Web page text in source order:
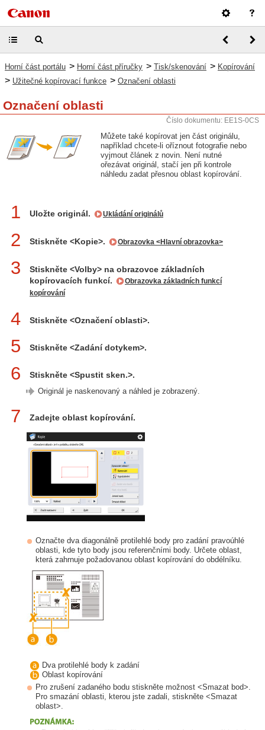
Horní část portálu > Horní část příručky > Tisk/skenování > Kopírování
> Užitečné kopírovací funkce > Označení oblasti
Označení oblasti
Číslo dokumentu: EE1S-0CS
Můžete také kopírovat jen část originálu,
například chcete-li oříznout fotografie nebo
vyjmout článek z novin. Není nutné
ořezávat originál, stačí jen při kontrole
náhledu zadat přesnou oblast kopírování.
1 Uložte originál. Ukládání originálů
2 Stiskněte <Kopie>. Obrazovka <Hlavní obrazovka>
3
Stiskněte <Volby> na obrazovce základních
kopírovacích funkcí.
Obrazovka základních funkcí
kopírování
4 Stiskněte <Označení oblasti>.
5 Stiskněte <Zadání dotykem>.
6 Stiskněte <Spustit sken.>.
Originál je naskenovaný a náhled je zobrazený.
7 Zadejte oblast kopírování.
Označte dva diagonálně protilehlé body pro zadání pravoúhlé
oblasti, kde tyto body jsou referenčními body. Určete oblast,
která zahrnuje požadovanou oblast kopírování do obdélníku.
Dva protilehlé body k zadání
Oblast kopírování
Pro zrušení zadaného bodu stiskněte možnost <Smazat bod>.
Pro smazání oblasti, kterou jste zadali, stiskněte <Smazat
oblast>.